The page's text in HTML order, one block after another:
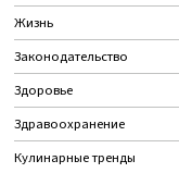
Жизнь
Законодательство
Здоровье
Здравоохранение
Кулинарные тренды